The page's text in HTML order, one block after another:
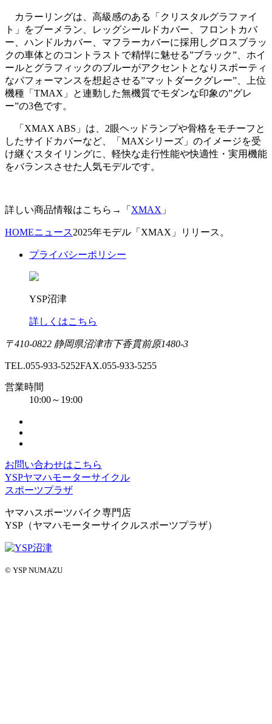
カラーリングは、高級感のある「クリスタルグラファイ
ト」をブーメラン、レッグシールドカバー、フロントカバ
ー、ハンドルカバー、マフラーカバーに採用しグロスブラッ
クの車体とのコントラストで精悍に魅せる”ブラック”、ホイ
ールとグラフィックのブルーがアクセントとなりスポーティ
なパフォーマンスを想起させる”マットダークグレー”、上位
機種「TMAX」と連動した無機質でモダンな印象の”グレ
ー”の3色です。
「XMAX ABS」は、2眼ヘッドランプや骨格をモチーフと
したサイドカバーなど、「MAXシリーズ」のイメージを受
け継ぐスタイリングに、軽快な走行性能や快適性・実用機能
をバランスさせた人気モデルです。
詳しい商品情報はこちら→「 XMAX 」
HOMEニュース2025年モデル「XMAX」リリース。
プライバシーポリシー
YSP沼津
詳しくはこちら
〒410-0822 静岡県沼津市下香貫前原1480-3
TEL.055-933-5252FAX.055-933-5255
営業時間
10:00～19:00
お問い合わせはこちら
YSPヤマハモーターサイクル
スポーツプラザ
ヤマハスポーツバイク専門店
YSP（ヤマハモーターサイクルスポーツプラザ）
© YSP NUMAZU